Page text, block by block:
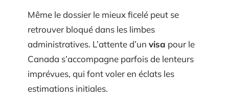
Même le dossier le mieux ficelé peut se
retrouver bloqué dans les limbes
administratives. L’attente d’un visa pour le
Canada s’accompagne parfois de lenteurs
imprévues, qui font voler en éclats les
estimations initiales.